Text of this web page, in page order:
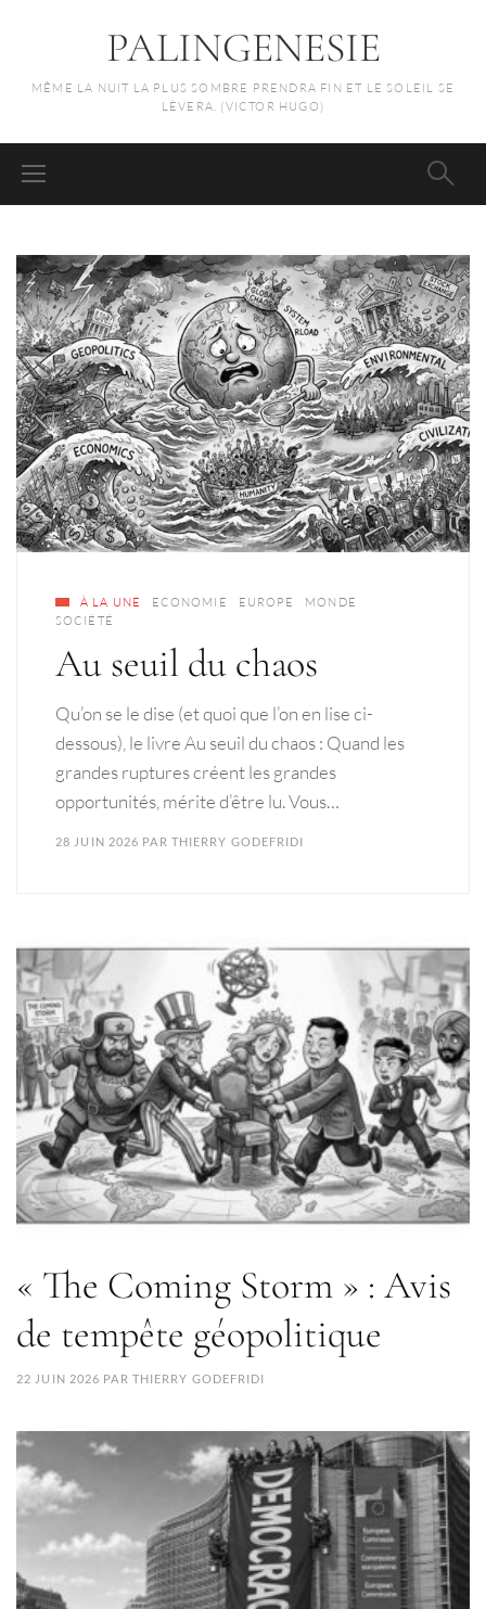
PALINGENESIE
MÊME LA NUIT LA PLUS SOMBRE PRENDRA FIN ET LE SOLEIL SE
LÈVERA. (VICTOR HUGO)
À LA UNE ECONOMIE EUROPE
MONDE
SOCIÉTÉ
Au seuil du chaos
Qu’on se le dise (et quoi que l’on en lise ci-
dessous), le livre Au seuil du chaos : Quand les
grandes ruptures créent les grandes
opportunités, mérite d’être lu. Vous…
28 JUIN 2026 PAR THIERRY GODEFRIDI
« The Coming Storm » : Avis
de tempête géopolitique
22 JUIN 2026 PAR THIERRY GODEFRIDI